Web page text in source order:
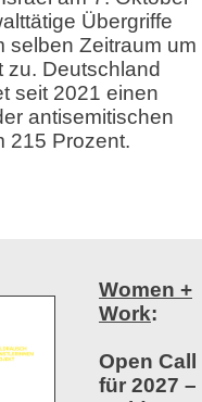
Übergriffe
selben Zeitraum um
zu. Deutschland
seit 2021 einen
antisemitischen
215 Prozent.
Women +
Work:
Open Call
für 2027 –